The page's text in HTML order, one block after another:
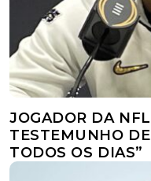
JOGADOR DA
TESTEMUNHO
TODOS OS DIAS”